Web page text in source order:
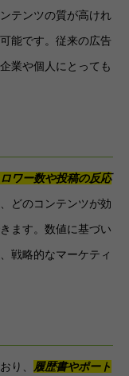
テンツの質が高けれ
能です。従来の広告
業や個人にとっても
ワー数や投稿の反応
どのコンテンツが効
ます。数値に基づい
戦略的なマーケティ
り、
履歴書やポート